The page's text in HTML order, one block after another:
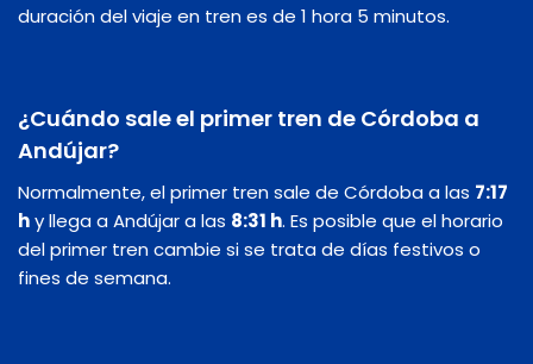
duración del viaje en tren es de 1 hora 5 minutos.
¿Cuándo sale el primer tren de Córdoba a
Andújar?
Normalmente, el primer tren sale de Córdoba a las 7:17
hy llega a Andújar a las 8:31 h. Es posible que el horario
del primer tren cambie si se trata de días festivos o
fines de semana.